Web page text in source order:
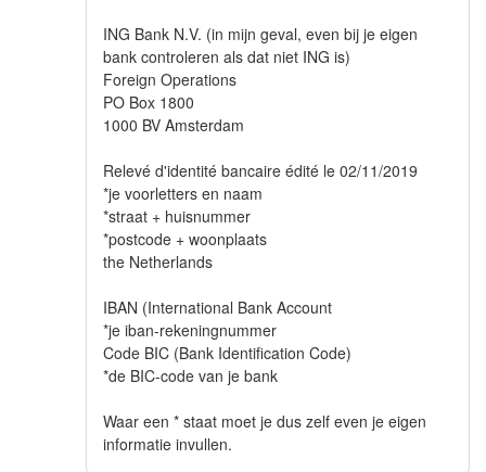
ING Bank N.V. (in mijn geval, even bij je eigen
bank controleren als dat niet ING is)
Foreign Operations
PO Box 1800
1000 BV Amsterdam
Relevé d'identité bancaire édité le 02/11/2019
*je voorletters en naam
*straat + huisnummer
*postcode + woonplaats
the Netherlands
IBAN (International Bank Account
*je iban-rekeningnummer
Code BIC (Bank Identification Code)
*de BIC-code van je bank
Waar een * staat moet je dus zelf even je eigen
informatie invullen.